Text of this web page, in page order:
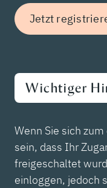
Jetzt
Wichtiger
Wenn Sie sich zum
sein, dass Ihr
freigeschaltet
einloggen, jedoch